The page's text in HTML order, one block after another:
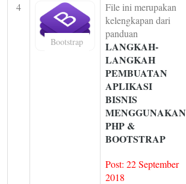
4
Bootstrap
File ini merupakan
kelengkapan dari
panduan
LANGKAH-
LANGKAH
PEMBUATAN
APLIKASI
BISNIS
MENGGUNAKAN
PHP &
BOOTSTRAP
Post: 22 September
2018